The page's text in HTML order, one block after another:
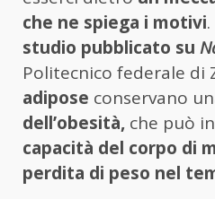
che ne spiega i motivi
studio pubblicato su
Politecnico federale di
adipose conservano
dell’obesità, che può
capacità del corpo di
perdita di peso nel